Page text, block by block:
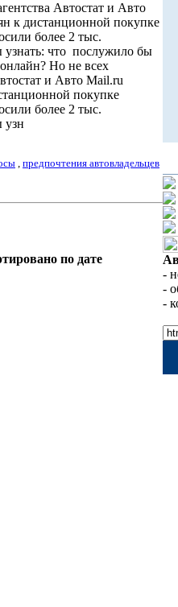
Автостат и Авто
к дистанционной покупке
более 2 тыс.
узнать: что послужило бы
Но не всех
и Авто Mail.ru
покупке
более 2 тыс.
узн
, предпочтения автовладельцев
по дате
-
-
-